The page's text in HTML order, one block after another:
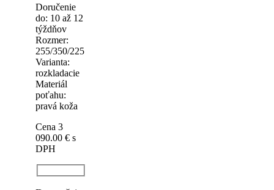
Doporučujeme
TOP produkt
Kožená
sedačka v
tvare U -
OLIVIA